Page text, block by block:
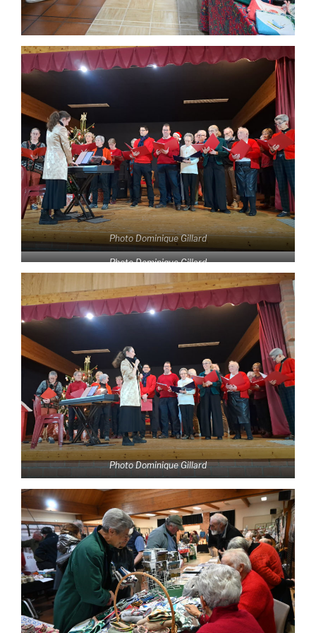
Photo Dominique Gillard
Photo Dominique Gillard
Photo Dominique Gillard